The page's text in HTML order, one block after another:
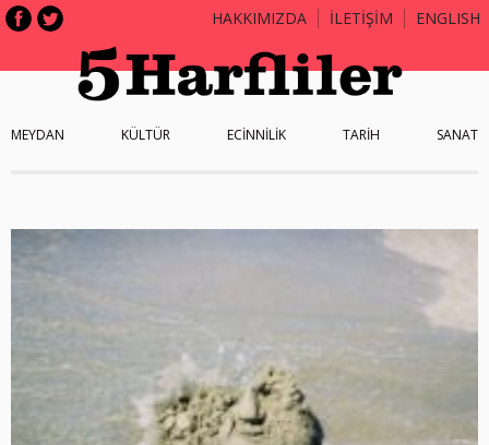
HAKKIMIZDA İLETİŞİM ENGLISH
MEYDAN KÜLTÜR ECİNNİLİK TARİH SANAT